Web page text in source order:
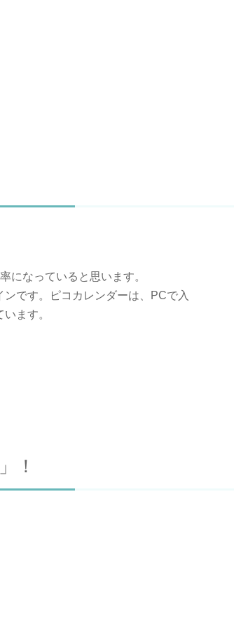
なっていると思います。
です。ピコカレンダーは、PCで入
ます。
！